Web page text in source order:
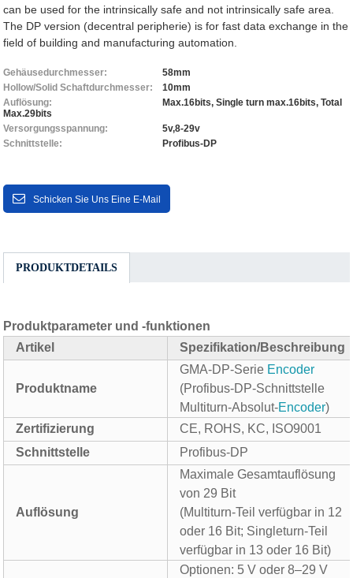
can be used for the intrinsically safe and not intrinsically safe area.
The DP version (decentral peripherie) is for fast data exchange in the
field of building and manufacturing automation.
Gehäusedurchmesser:
58mm
Hollow/Solid Schaftdurchmesser:
10mm
Auflösung:
Max.16bits, Single turn max.16bits, Total
Max.29bits
Versorgungsspannung:
5v,8-29v
Schnittstelle:
Profibus-DP
Schicken Sie Uns Eine E-Mail
PRODUKTDETAILS
Produktparameter und -funktionen
Artikel
Spezifikation/Beschreibung
Produktname
GMA-DP-Serie Encoder
(Profibus-DP-Schnittstelle
Multiturn-Absolut-Encoder)
Zertifizierung
CE, ROHS, KC, ISO9001
Schnittstelle
Profibus-DP
Auflösung
Maximale Gesamtauflösung
von 29 Bit
(Multiturn-Teil verfügbar in 12
oder 16 Bit; Singleturn-Teil
verfügbar in 13 oder 16 Bit)
Optionen: 5 V oder 8–29 V